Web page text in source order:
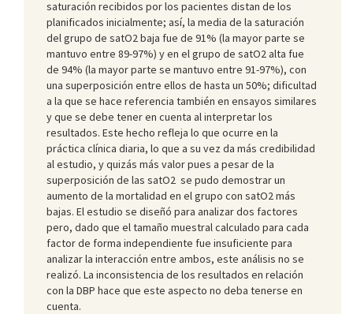
saturación recibidos por los pacientes distan de los
planificados inicialmente; así, la media de la saturación
del grupo de satO2 baja fue de 91% (la mayor parte se
mantuvo entre 89-97%) y en el grupo de satO2 alta fue
de 94% (la mayor parte se mantuvo entre 91-97%), con
una superposición entre ellos de hasta un 50%; dificultad
a la que se hace referencia también en ensayos similares
y que se debe tener en cuenta al interpretar los
resultados. Este hecho refleja lo que ocurre en la
práctica clínica diaria, lo que a su vez da más credibilidad
al estudio, y quizás más valor pues a pesar de la
superposición de las satO2 se pudo demostrar un
aumento de la mortalidad en el grupo con satO2 más
bajas. El estudio se diseñó para analizar dos factores
pero, dado que el tamaño muestral calculado para cada
factor de forma independiente fue insuficiente para
analizar la interacción entre ambos, este análisis no se
realizó. La inconsistencia de los resultados en relación
con la DBP hace que este aspecto no deba tenerse en
cuenta.